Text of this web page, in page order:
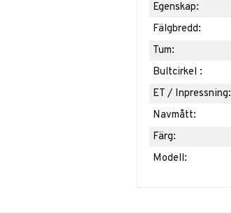
Egenskap:
Fälgbredd:
Tum:
Bultcirkel :
ET / Inpressning:
Navmått:
Färg:
Modell: